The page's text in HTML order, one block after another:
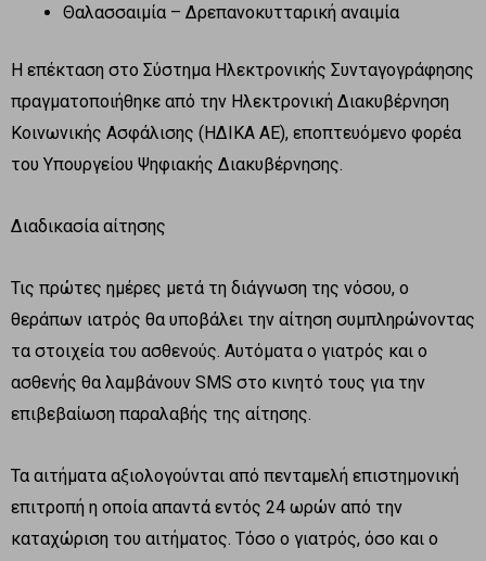
Θαλασσαιμία – Δρεπανοκυτταρική αναιμία
Η επέκταση στο Σύστημα Ηλεκτρονικής Συνταγογράφησης
πραγματοποιήθηκε από την Ηλεκτρονική Διακυβέρνηση
Κοινωνικής Ασφάλισης (ΗΔΙΚΑ ΑΕ), εποπτευόμενο φορέα
του Υπουργείου Ψηφιακής Διακυβέρνησης.
Διαδικασία αίτησης
Τις πρώτες ημέρες μετά τη διάγνωση της νόσου, ο
θεράπων ιατρός θα υποβάλει την αίτηση συμπληρώνοντας
τα στοιχεία του ασθενούς. Αυτόματα ο γιατρός και ο
ασθενής θα λαμβάνουν SMS στο κινητό τους για την
επιβεβαίωση παραλαβής της αίτησης.
Τα αιτήματα αξιολογούνται από πενταμελή επιστημονική
επιτροπή η οποία απαντά εντός 24 ωρών από την
καταχώριση του αιτήματος. Τόσο ο γιατρός, όσο και ο